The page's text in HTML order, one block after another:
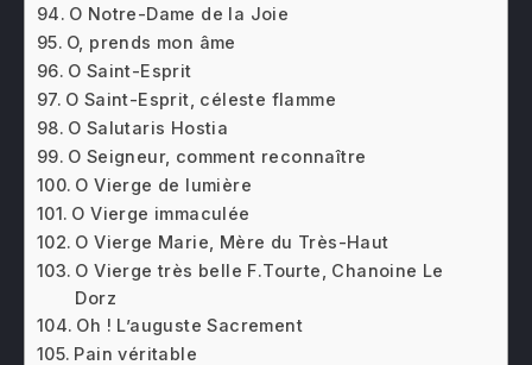
O Notre-Dame de la Joie
O, prends mon âme
O Saint-Esprit
O Saint-Esprit, céleste flamme
O Salutaris Hostia
O Seigneur, comment reconnaître
O Vierge de lumière
O Vierge immaculée
O Vierge Marie, Mère du Très-Haut
O Vierge très belle F.Tourte, Chanoine Le
Dorz
Oh ! L’auguste Sacrement
Pain véritable